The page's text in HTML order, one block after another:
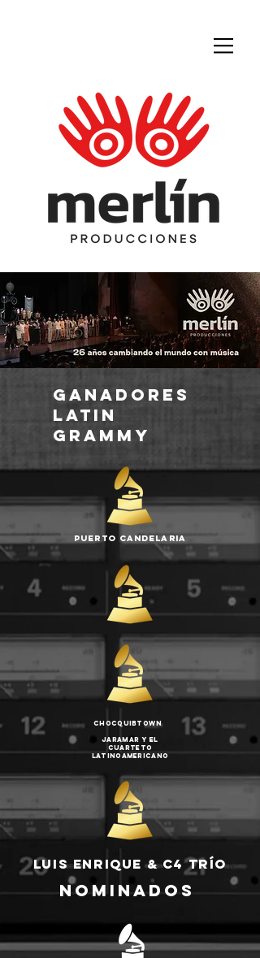
26 años cambiando
el mundo con música
ganadores
latin
grammy
Puerto Candelaria
Chocquibtown
Jaramar y el
Cuarteto
Latinoamericano
Luis enrique & c4 trío
NOMINADOS